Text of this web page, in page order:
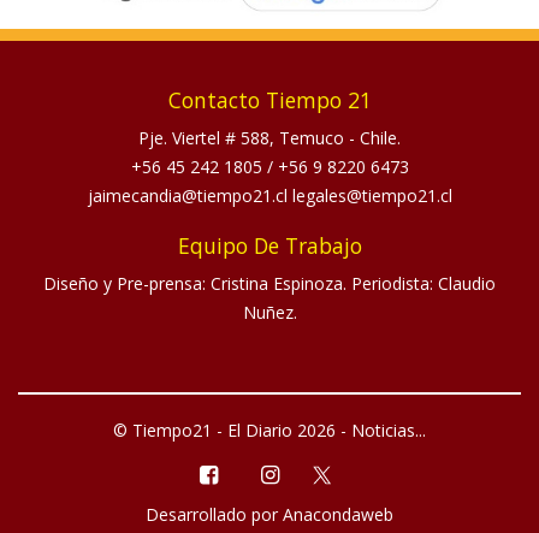
Contacto Tiempo 21
Pje. Viertel # 588, Temuco - Chile.
+56 45 242 1805 / +56 9 8220 6473
jaimecandia@tiempo21.cl legales@tiempo21.cl
Equipo De Trabajo
Diseño y Pre-prensa: Cristina Espinoza. Periodista: Claudio
Nuñez.
© Tiempo21 - El Diario 2026 - Noticias...
Desarrollado por Anacondaweb